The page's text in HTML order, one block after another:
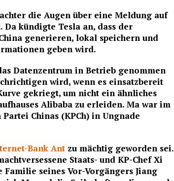
die Augen über eine Meldung auf
kündigte Tesla an, dass der
generieren, lokal speichern und
geben wird.
Datenzentrum in Betrieb genommen
wird, wenn es einsatzbereit
gekriegt, um nicht ein ähnliches
Alibaba zu erleiden. Ma war im
Chinas (KPCh) in Ungnade
Bank Ant zu mächtig geworden sei.
Staats- und KP-Chef Xi
seines Vor-Vorgängers Jiang